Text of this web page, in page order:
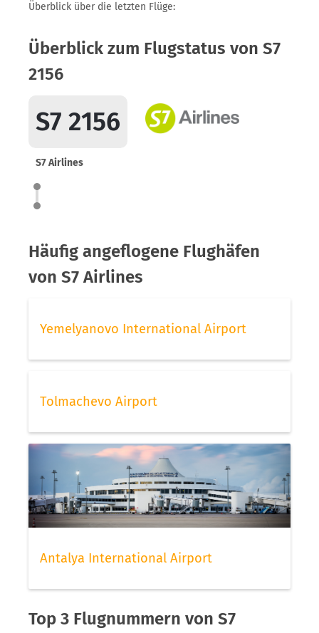
Überblick über die letzten Flüge:
Überblick zum Flugstatus von S7
2156
S7 2156
S7 Airlines
Häufig angeflogene Flughäfen
von S7 Airlines
Yemelyanovo International Airport
Tolmachevo Airport
Antalya International Airport
Top 3 Flugnummern von S7